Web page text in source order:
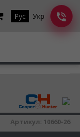
Рус Укр
Артикул: 10660-26